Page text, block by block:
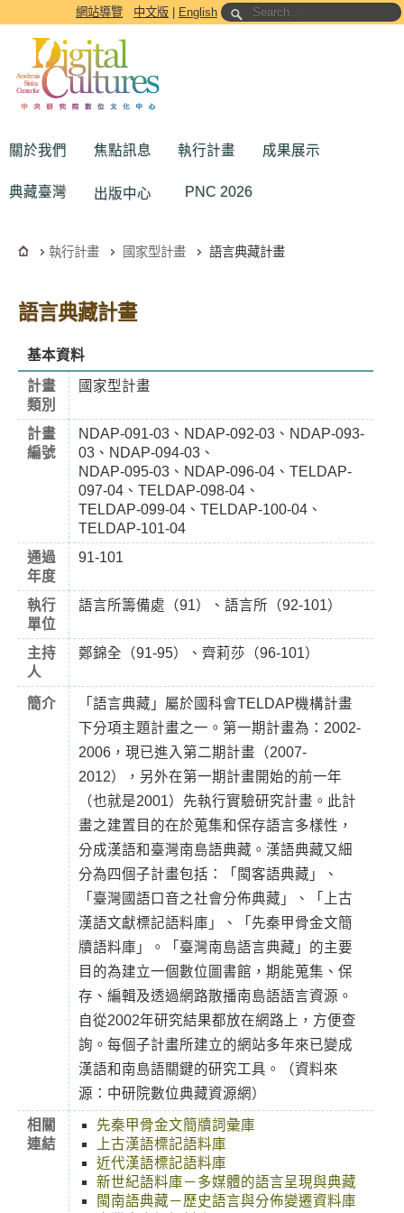
跳到主要內容區塊網站導覽 中文版 English
關於我們 焦點訊息 執行計畫 成果展示
典藏臺灣 出版中心 PNC 2026
執行計畫 國家型計畫 語言典藏計畫
語言典藏計畫
基本資料
計畫
類別
國家型計畫
計畫
編號
NDAP-091-03、NDAP-092-03、NDAP-093-
03、NDAP-094-03、
NDAP-095-03、NDAP-096-04、TELDAP-
097-04、TELDAP-098-04、
TELDAP-099-04、TELDAP-100-04、
TELDAP-101-04
通過
年度
91-101
執行
單位
語言所籌備處（91）、語言所（92-101）
主持
人
鄭錦全（91-95）、齊莉莎（96-101）
簡介
「語言典藏」屬於國科會TELDAP機構計畫
下分項主題計畫之一。第一期計畫為：2002-
2006，現已進入第二期計畫（2007-
2012），另外在第一期計畫開始的前一年
（也就是2001）先執行實驗研究計畫。此計
畫之建置目的在於蒐集和保存語言多樣性，
分成漢語和臺灣南島語典藏。漢語典藏又細
分為四個子計畫包括：「閩客語典藏」、
「臺灣國語口音之社會分佈典藏」、「上古
漢語文獻標記語料庫」、「先秦甲骨金文簡
牘語料庫」。「臺灣南島語言典藏」的主要
目的為建立一個數位圖書館，期能蒐集、保
存、編輯及透過網路散播南島語語言資源。
自從2002年研究結果都放在網路上，方便查
詢。每個子計畫所建立的網站多年來已變成
漢語和南島語關鍵的研究工具。（資料來
源：中研院數位典藏資源網）
相關
連結
先秦甲骨金文簡牘詞彙庫
上古漢語標記語料庫
近代漢語標記語料庫
新世紀語料庫－多媒體的語言呈現與典藏
閩南語典藏－歷史語言與分佈變遷資料庫